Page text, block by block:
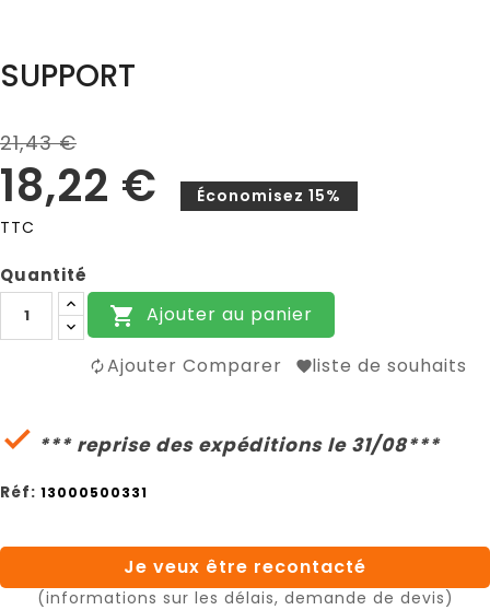
SUPPORT
21,43 €
18,22 €
Économisez 15%
TTC
Quantité
 Ajouter au panier
Ajouter Comparer liste de souhaits
 *** reprise des expéditions le 31/08***
Réf: 13000500331
Je veux être recontacté
(informations sur les délais, demande de devis)